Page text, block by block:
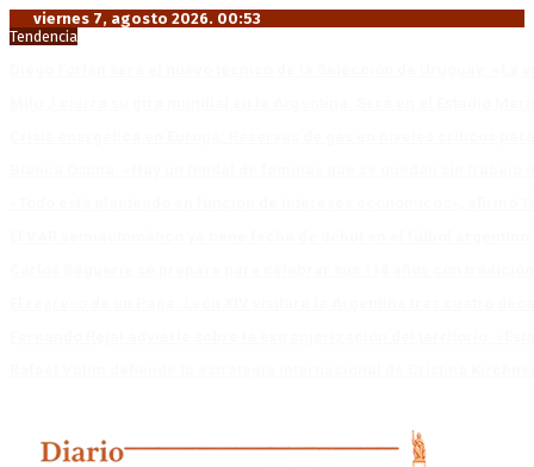
viernes 7, agosto 2026. 00:53
Tendencia